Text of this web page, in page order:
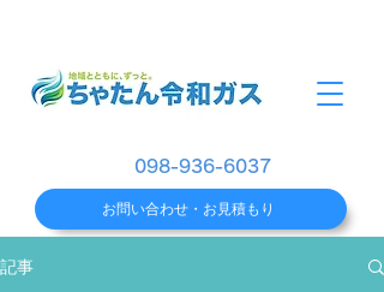
098-936-6037
お問い合わせ・お見積もり
記事